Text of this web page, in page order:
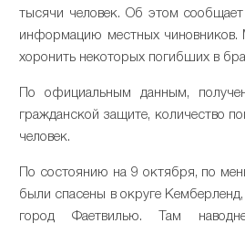
тысячи человек. Об этом
информацию местных чиновников.
хоронить некоторых погибших в
По официальным данным,
гражданской защите, количество
человек.
По состоянию на 9 октября, по
были спасены в округе
город Фаетвилью. Там